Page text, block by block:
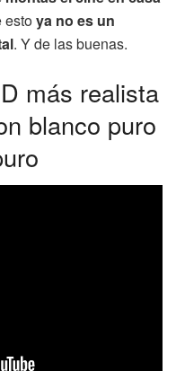
estoya no es un
. Y de las buenas.
más realista
blanco puro